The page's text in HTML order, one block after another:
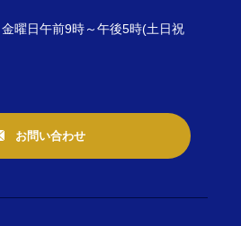
曜日午前9時～午後5時(土日祝
お問い合わせ